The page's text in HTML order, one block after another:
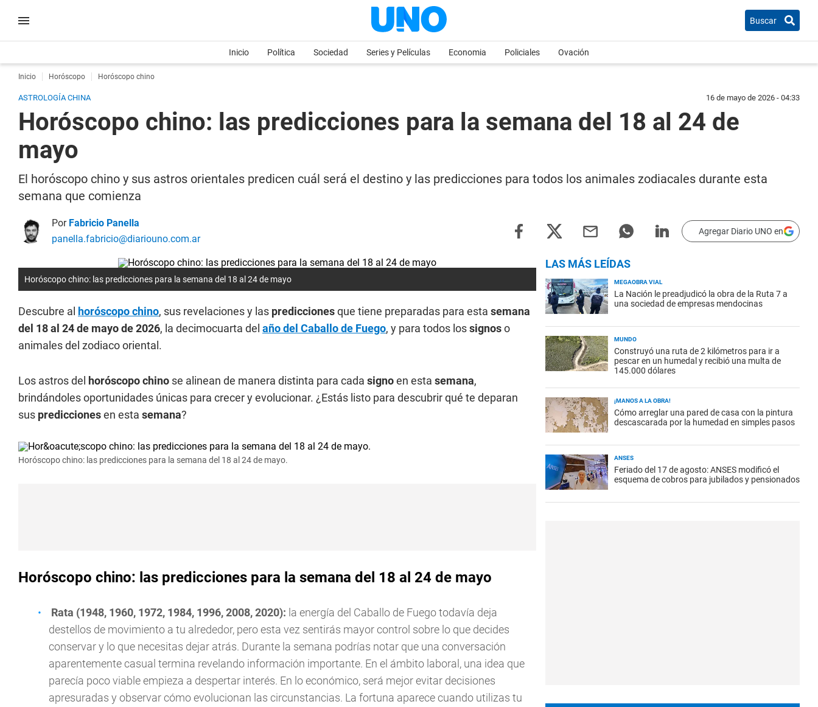
Buscar
Inicio Política Sociedad Series y Películas Economia Policiales Ovación
Inicio Horóscopo Horóscopo chino
ASTROLOGÍA CHINA 16 de mayo de 2026 - 04:33
Horóscopo chino: las predicciones para la semana del 18 al 24 de
mayo
El horóscopo chino y sus astros orientales predicen cuál será el destino y las predicciones para todos los animales zodiacales durante esta
semana que comienza
Por Fabricio Panella
panella.fabricio@diariouno.com.ar
Agregar Diario UNO en
Horóscopo chino: las predicciones para la semana del 18 al 24 de mayo
Descubre al horóscopo chino, sus revelaciones y las prediccionesque tiene preparadas para esta semana
del 18 al 24 de mayo de 2026, la decimocuarta del año del Caballo de Fuego, y para todos lossignoso
animales del zodiaco oriental.
Los astros del horóscopo chino se alinean de manera distinta para cada signoen esta semana,
brindándoles oportunidades únicas para crecer y evolucionar. ¿Estás listo para descubrir qué te deparan
sus prediccionesen esta semana?
Horóscopo chino: las predicciones para la semana del 18 al 24 de mayo.
Horóscopo chino: las predicciones para la semana del 18 al 24 de mayo
Rata (1948, 1960, 1972, 1984, 1996, 2008, 2020): la energía del Caballo de Fuego todavía deja
destellos de movimiento a tu alrededor, pero esta vez sentirás mayor control sobre lo que decides
conservar y lo que necesitas dejar atrás. Durante la semana podrías notar que una conversación
aparentemente casual termina revelando información importante. En el ámbito laboral, una idea que
parecía poco viable empieza a despertar interés. En lo económico, será mejor evitar decisiones
apresuradas y observar cómo evolucionan las circunstancias. La fortuna aparece cuando utilizas tu
LAS MÁS LEÍDAS
MEGAOBRA VIAL
La Nación le preadjudicó la obra de la Ruta 7 a
una sociedad de empresas mendocinas
MUNDO
Construyó una ruta de 2 kilómetros para ir a
pescar en un humedal y recibió una multa de
145.000 dólares
¡MANOS A LA OBRA!
Cómo arreglar una pared de casa con la pintura
descascarada por la humedad en simples pasos
ANSES
Feriado del 17 de agosto: ANSES modificó el
esquema de cobros para jubilados y pensionados